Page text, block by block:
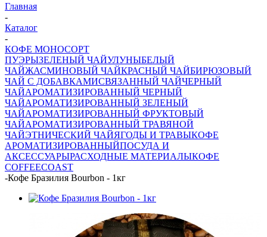
Главная
-
Каталог
-
КОФЕ МОНОСОРТ
ПУЭРЫЗЕЛЕНЫЙ ЧАЙУЛУНЫБЕЛЫЙ
ЧАЙЖАСМИНОВЫЙ ЧАЙКРАСНЫЙ ЧАЙБИРЮЗОВЫЙ
ЧАЙ С ДОБАВКАМИСВЯЗАННЫЙ ЧАЙЧЕРНЫЙ
ЧАЙАРОМАТИЗИРОВАННЫЙ ЧЕРНЫЙ
ЧАЙАРОМАТИЗИРОВАННЫЙ ЗЕЛЕНЫЙ
ЧАЙАРОМАТИЗИРОВАННЫЙ ФРУКТОВЫЙ
ЧАЙАРОМАТИЗИРОВАННЫЙ ТРАВЯНОЙ
ЧАЙЭТНИЧЕСКИЙ ЧАЙЯГОДЫ И ТРАВЫКОФЕ
АРОМАТИЗИРОВАННЫЙПОСУДА И
АКСЕССУАРЫРАСХОДНЫЕ МАТЕРИАЛЫКОФЕ
COFFEECOAST
-Кофе Бразилия Bourbon - 1кг